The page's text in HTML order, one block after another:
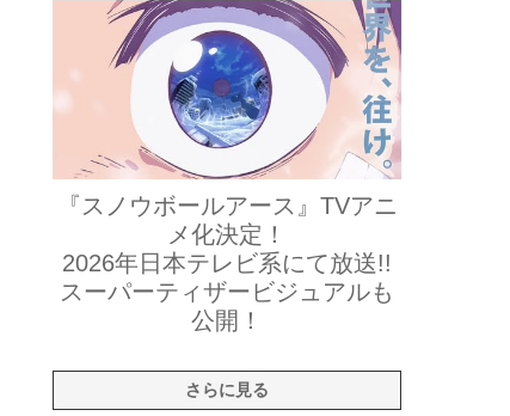
『スノウボールアース』TVアニ
メ化決定！
2026年日本テレビ系にて放送!!
スーパーティザービジュアルも
公開！
さらに見る